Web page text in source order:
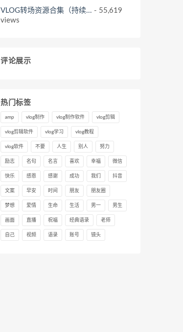
VLOG转场资源合集（持续... - 55,619
views
评论展示
热门标签
amp vlog制作 vlog制作软件 vlog剪辑
vlog剪辑软件 vlog学习 vlog教程
vlog软件 不要 人生 别人 努力
励志 名句 名言 喜欢 幸福 微信
快乐 感恩 感谢 成功 我们 抖音
文案 早安 时间 朋友 朋友圈
梦想 爱情 生命 生活 男一 男生
画面 直播 祝福 经典语录 老师
自己 视频 语录 账号 镜头